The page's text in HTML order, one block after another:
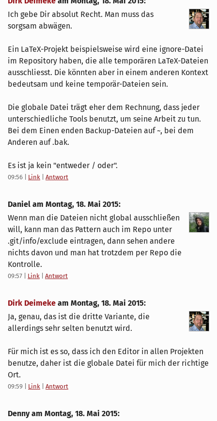
Ich gebe Dir absolut Recht. Man muss das
sorgsam abwägen.
Ein LaTeX-Projekt beispielsweise wird eine ignore-Datei
im Repository haben, die alle temporären LaTeX-Dateien
ausschliesst. Die könnten aber in einem anderen Kontext
bedeutsam und keine temporär-Dateien sein.
Die globale Datei trägt eher dem Rechnung, dass jeder
unterschiedliche Tools benutzt, um seine Arbeit zu tun.
Bei dem Einen enden Backup-Dateien auf ~, bei dem
Anderen auf .bak.
Es ist ja kein "entweder / oder".
09:56 Link Antwort
Daniel am Montag, 18. Mai 2015:
Wenn man die Dateien nicht global ausschließen
will, kann man das Pattern auch im Repo unter
.git/info/exclude eintragen, dann sehen andere
nichts davon und man hat trotzdem per Repo die
Kontrolle.
09:57 Link Antwort
Dirk Deimeke am Montag, 18. Mai 2015:
Ja, genau, das ist die dritte Variante, die
allerdings sehr selten benutzt wird.
Für mich ist es so, dass ich den Editor in allen Projekten
benutze, daher ist die globale Datei für mich der richtige
Ort.
09:59 Link Antwort
Denny am Montag, 18. Mai 2015: